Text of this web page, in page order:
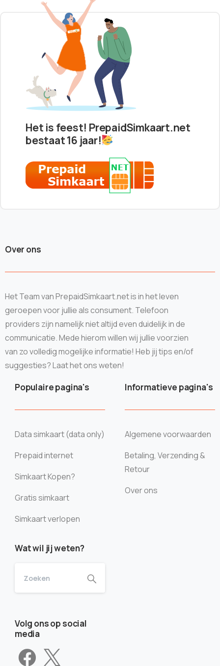
Het is feest! PrepaidSimkaart.net
bestaat 16 jaar!
Over ons
Het Team van PrepaidSimkaart.net is in het leven
geroepen voor jullie als consument. Telefoon
providers zijn namelijk niet altijd even duidelijk in de
communicatie. Mede hierom willen wij jullie voorzien
van zo volledig mogelijke informatie! Heb jij tips en/of
suggesties? Laat het ons weten!
Populaire pagina's
Data simkaart (data only)
Prepaid internet
Simkaart Kopen?
Gratis simkaart
Simkaart verlopen
Informatieve pagina's
Algemene voorwaarden
Betaling, Verzending &
Retour
Over ons
Wat wil jij weten?
Volg ons op social
media